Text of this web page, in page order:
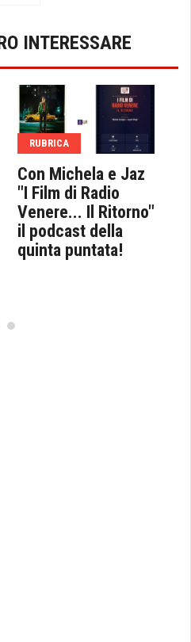
INTERESSARE
RUBRICA
Con Michela e Jaz
"I Film di Radio
Venere... Il Ritorno"
il podcast della
quinta puntata!